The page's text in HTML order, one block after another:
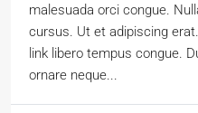
malesuada orci congue.
cursus. Ut et adipiscing
link libero tempus congue.
ornare neque...